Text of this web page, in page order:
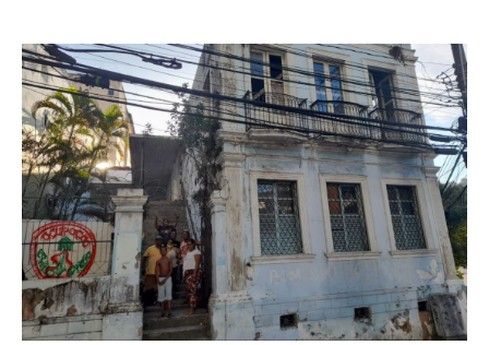
Publicidade Legal
Anuncie
Quem Somos
Expediente
Contato
Anuncie
Publicidade Legal
Anuncie
Quem Somos
Expediente
Contato
Anuncie
Publicidade Legal
Anuncie
Quem Somos
Expediente
Contato
Anuncie
Publicidade Legal
Anuncie
Quem Somos
Expediente
Contato
Anuncie